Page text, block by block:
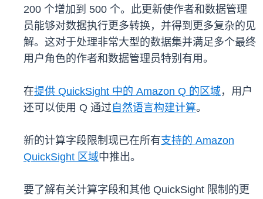
200 个增加到 500 个。此更新使作者和数据管理
员能够对数据执行更多转换，并得到更多复杂的见
解。这对于处理非常大型的数据集并满足多个最终
用户角色的作者和数据管理员特别有用。
在提供 QuickSight 中的 Amazon Q 的区域，用户
还可以使用 Q 通过 自然语言构建计算。
新的计算字段限制现已在所有支持的 Amazon
QuickSight 区域中推出。
要了解有关计算字段和其他 QuickSight 限制的更